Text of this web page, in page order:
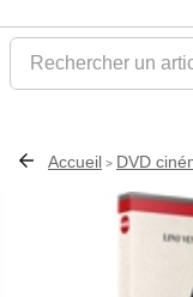
Rechercher un
Accueil > DVD